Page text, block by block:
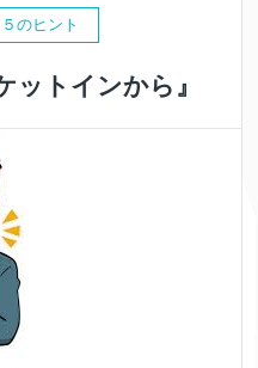
のヒント
ットインから』